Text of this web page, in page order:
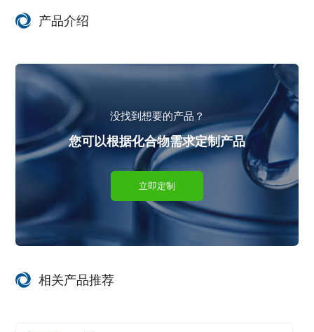
产品介绍
没找到想要的产品？
您可以根据化合物需求定制产品
立即定制
相关产品推荐